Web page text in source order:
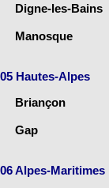
Digne-les-Bains
Manosque
05 Hautes-Alpes
Briançon
Gap
06 Alpes-Maritimes